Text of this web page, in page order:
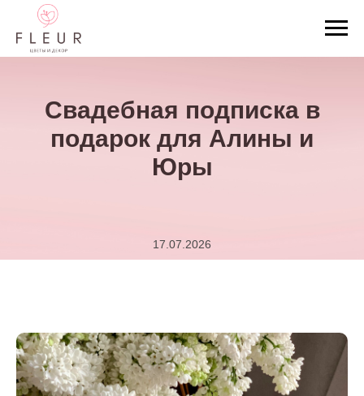
Свадебная подписка в
подарок для Алины и
Юры
17.07.2026